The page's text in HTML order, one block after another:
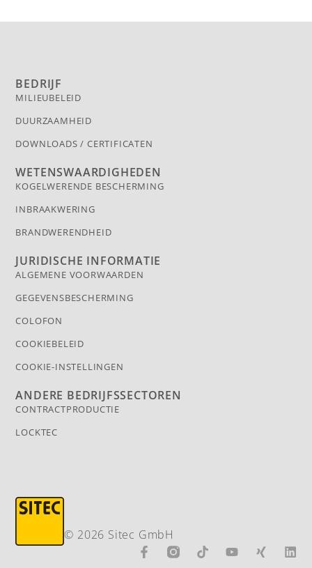
BEDRIJF
MILIEUBELEID
DUURZAAMHEID
DOWNLOADS / CERTIFICATEN
WETENSWAARDIGHEDEN
KOGELWERENDE BESCHERMING
INBRAAK­WERING
BRANDWERENDHEID
JURIDISCHE INFORMATIE
ALGEMENE VOORWAARDEN
GEGEVENSBESCHERMING
COLOFON
COOKIEBELEID
COOKIE-INSTELLINGEN
ANDERE BEDRIJFSSECTOREN
CONTRACTPRODUCTIE
LOCKTEC
© 2026 Sitec GmbH